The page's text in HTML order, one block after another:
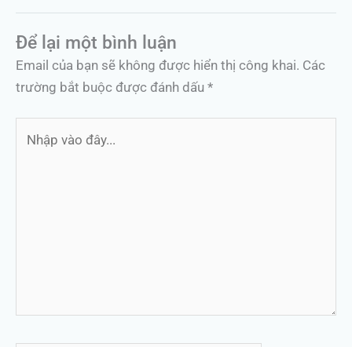
Để lại một bình luận
Email của bạn sẽ không được hiển thị công khai. Các
trường bắt buộc được đánh dấu *